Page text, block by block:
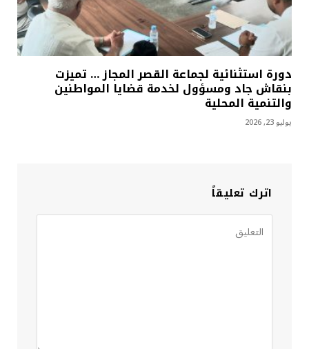
دورة استثنائية لجماعة القصر المجاز … تميزت
بنقاش جاد ومسؤول لخدمة قضايا المواطنين
والتنمية المحلية
يوليو 23, 2026
اترك تعليقاً